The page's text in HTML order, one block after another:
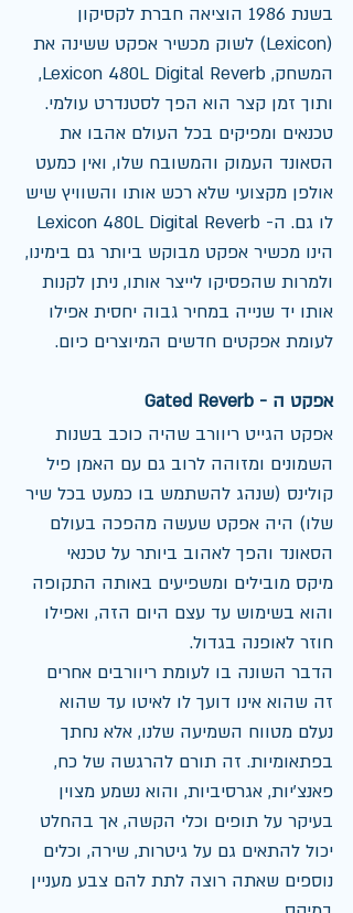
בשנת 1986 הוציאה חברת לקסיקון
(Lexicon) לשוק מכשיר אפקט ששינה את
המשחק, Lexicon 480L Digital Reverb,
ותוך זמן קצר הוא הפך לסטנדרט עולמי.
טכנאים ומפיקים בכל העולם אהבו את
הסאונד העמוק והמשובח שלו, ואין כמעט
אולפן מקצועי שלא רכש אותו והשוויץ שיש
הינו מכשיר אפקט מבוקש ביותר גם בימינו,
ולמרות שהפסיקו לייצר אותו, ניתן לקנות
אותו יד שנייה במחיר גבוה יחסית אפילו
לעומת אפקטים חדשים המיוצרים כיום.
אפקט ה - Gated Reverb
אפקט הגייט ריוורב שהיה כוכב בשנות
השמונים ומזוהה לרוב גם עם האמן פיל
קולינס (שנהג להשתמש בו כמעט בכל שיר
שלו) היה אפקט שעשה מהפכה בעולם
הסאונד והפך לאהוב ביותר על טכנאי
מיקס מובילים ומשפיעים באותה התקופה
והוא בשימוש עד עצם היום הזה, ואפילו
חוזר לאופנה בגדול.
הדבר השונה בו לעומת ריוורבים אחרים
זה שהוא אינו דועך לו לאיטו עד שהוא
נעלם מטווח השמיעה שלנו, אלא נחתך
בפתאומיות. זה תורם להרגשה של כח,
פאנצ'יות, אגרסיביות, והוא נשמע מצוין
בעיקר על תופים וכלי הקשה, אך בהחלט
יכול להתאים גם על גיטרות, שירה, וכלים
נוספים שאתה רוצה לתת להם צבע מעניין